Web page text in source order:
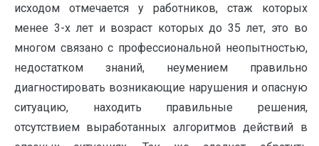
исходом отмечается у работников, стаж которых
менее 3-х лет и возраст которых до 35 лет, это во
многом связано с профессиональной неопытностью,
недостатком знаний, неумением правильно
диагностировать возникающие нарушения и опасную
ситуацию, находить правильные решения,
отсутствием выработанных алгоритмов действий в